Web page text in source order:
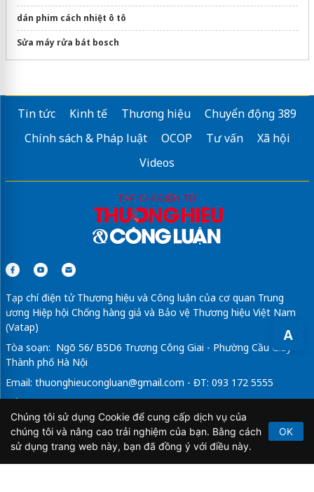
A
dán phim cách nhiệt ô tô
Sửa máy rửa bát bosch
Tin tức Kinh tế Thương hiệu
Chuyển động 389
Chính sách & Pháp luật
OCOP Tư vấn
Xã hội
Videos
Tạp chí điện tử Thương hiệu và Công luận của cơ quan Trung
ương Hiệp hội Chống hàng giả và Bảo vệ Thương hiệu Việt Nam
(Vatap)
Tòa soạn: Ngõ 56/ B5D6 Trương Công Giai - Phường Cầu Giấy -
Thành phố Hà Nội
Email: thuonghieucongluan@gmail.com - ĐT: 093 172 5555
Tổng Biên Tập: Vũ Đức Thuận
Giấy phép hoạt động báo chí điện tử số 64/GP-BTTTT do Bộ
Thông tin và Truyền thông cấp ngày 21/2/2020.
Chúng tôi sử dụng Cookie để cung cấp dịch vụ của
chúng tôi và nâng cao trải nghiệm của bạn. Bằng cách
sử dụng trang web này, bạn đã đồng ý với điều này.
OK